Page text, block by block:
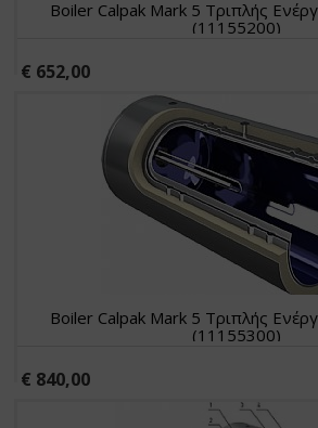
Boiler Calpak Mark 5 Τριπλής
(11155200)
€ 652,00
Boiler Calpak Mark 5 Τριπλής
(11155300)
€ 840,00